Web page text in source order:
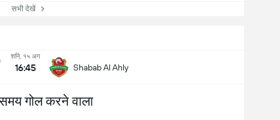
सभी देखें
शनि, १५ अग
16:45 Shabab Al Ahly
गोल करने वाला